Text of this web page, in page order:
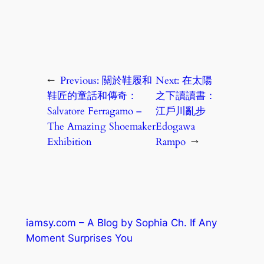
← Previous: 關於鞋履和
鞋匠的童話和傳奇：
Salvatore Ferragamo –
The Amazing Shoemaker
Exhibition
Next: 在太陽
之下讀讀書：
江戶川亂步
Edogawa
Rampo →
iamsy.com – A Blog by Sophia Ch. If Any
Moment Surprises You